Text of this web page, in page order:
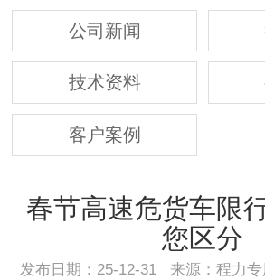
公司新闻
技术资料
客户案例
春节高速危货车限
您区分
发布日期：25-12-31 来源：程力专